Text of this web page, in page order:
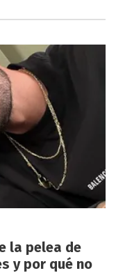
la pelea de
y por qué no